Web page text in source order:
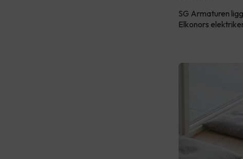
SG Armaturen
Elkonors